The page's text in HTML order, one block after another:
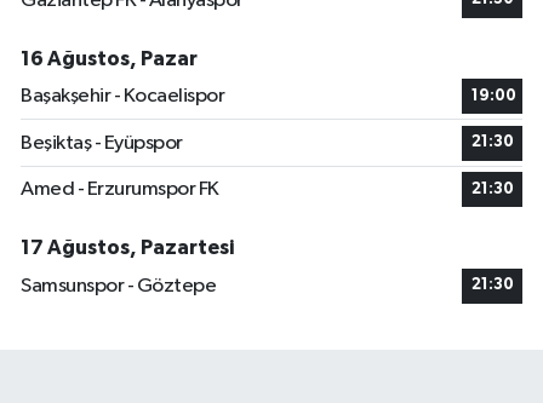
16 Ağustos, Pazar
Başakşehir - Kocaelispor
19:00
Beşiktaş - Eyüpspor 21:30
Amed - Erzurumspor FK 21:30
17 Ağustos, Pazartesi
Samsunspor - Göztepe
21:30